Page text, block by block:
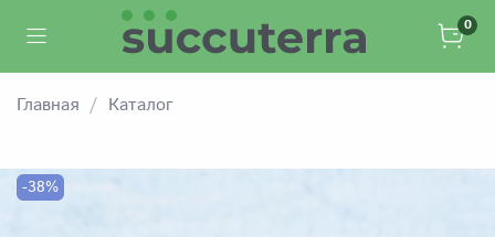
0
Главная Каталог
-38%